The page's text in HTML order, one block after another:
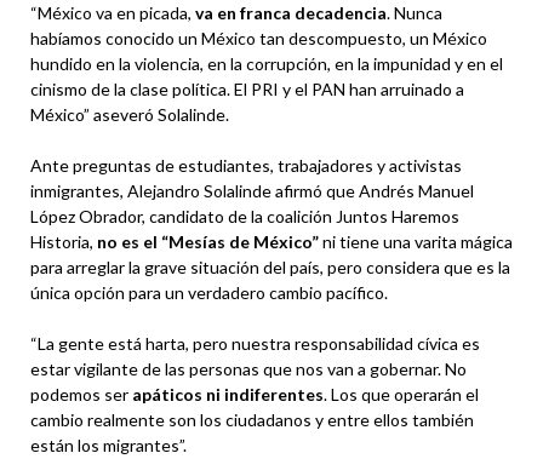
“México va en picada, va en franca decadencia. Nunca
habíamos conocido un México tan descompuesto, un México
hundido en la violencia, en la corrupción, en la impunidad y en el
cinismo de la clase política. El PRI y el PAN han arruinado a
México” aseveró Solalinde.
Ante preguntas de estudiantes, trabajadores y activistas
inmigrantes, Alejandro Solalinde afirmó que Andrés Manuel
López Obrador, candidato de la coalición Juntos Haremos
Historia, no es el “Mesías de México”ni tiene una varita mágica
para arreglar la grave situación del país, pero considera que es la
única opción para un verdadero cambio pacífico.
“La gente está harta, pero nuestra responsabilidad cívica es
estar vigilante de las personas que nos van a gobernar. No
podemos ser apáticos ni indiferentes. Los que operarán el
cambio realmente son los ciudadanos y entre ellos también
están los migrantes”.